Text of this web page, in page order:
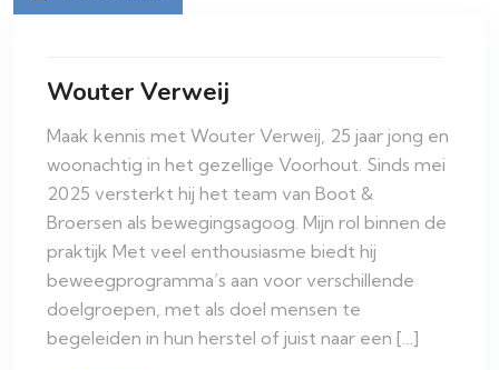
Wouter Verweij
Maak kennis met Wouter Verweij, 25 jaar jong en
woonachtig in het gezellige Voorhout. Sinds mei
2025 versterkt hij het team van Boot &
Broersen als bewegingsagoog. Mijn rol binnen de
praktijk Met veel enthousiasme biedt hij
beweegprogramma’s aan voor verschillende
doelgroepen, met als doel mensen te
begeleiden in hun herstel of juist naar een […]